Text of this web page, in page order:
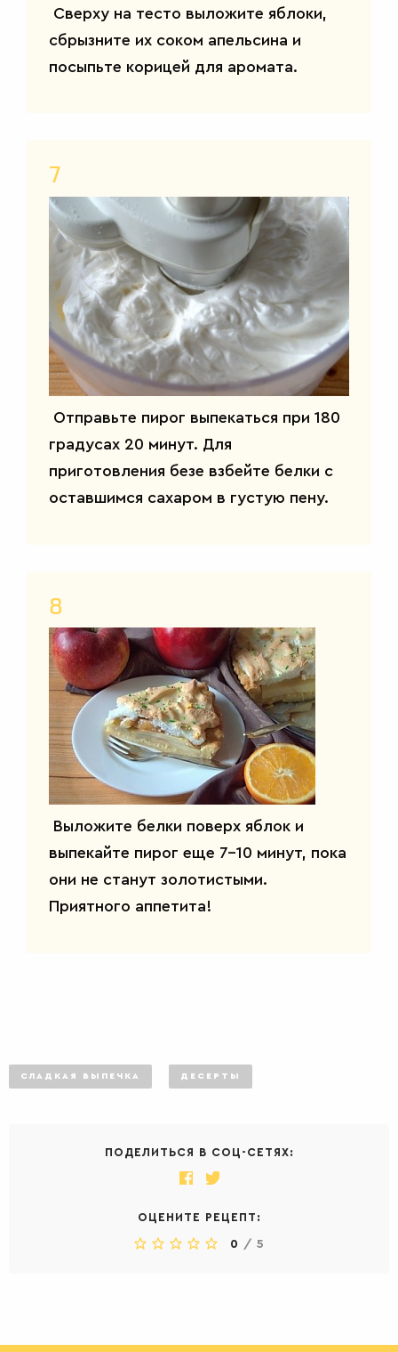
ДЕСЕРТЫ
Сверху на тесто выложите яблоки,
сбрызните их соком апельсина и
посыпьте корицей для аромата.
7
Отправьте пирог выпекаться при 180
градусах 20 минут. Для
приготовления безе взбейте белки с
оставшимся сахаром в густую пену.
8
Выложите белки поверх яблок и
выпекайте пирог еще 7-10 минут, пока
они не станут золотистыми.
Приятного аппетита!
СЛАДКАЯ ВЫПЕЧКА ДЕСЕРТЫ
ПОДЕЛИТЬСЯ В СОЦ-СЕТЯХ:
ОЦЕНИТЕ РЕЦЕПТ:
0 / 5